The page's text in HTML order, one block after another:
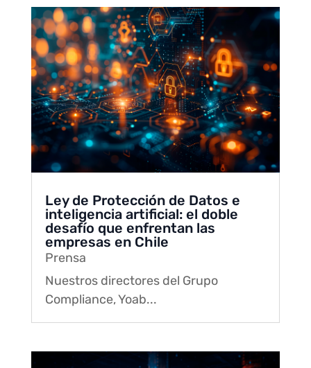
Ley de Protección de Datos e
inteligencia artificial: el doble
desafío que enfrentan las
empresas en Chile
Prensa
Nuestros directores del Grupo
Compliance, Yoab...